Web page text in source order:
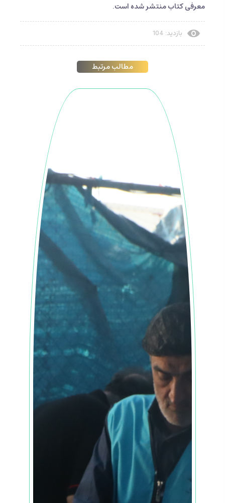
معرفی کتاب منتشر شده است.
بازدید: 104
مطالب مرتبط